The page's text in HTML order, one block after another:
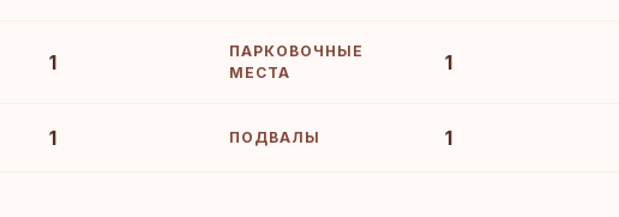
1
ПАРКОВОЧНЫЕ
МЕСТА
1
1 ПОДВАЛЫ 1